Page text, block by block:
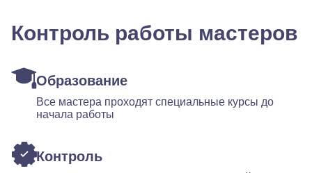
Контроль работы мастеров
Образование
Все мастера проходят специальные курсы до
начала работы
Контроль